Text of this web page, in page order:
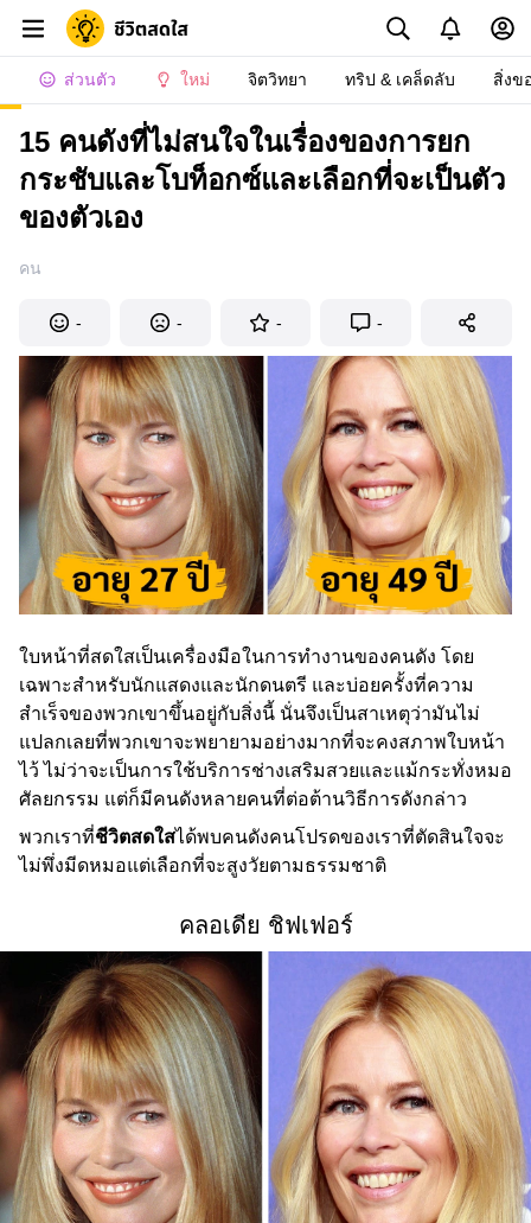
ส่วนตัว ใหม่ จิตวิทยา ทริป & เคล็ดลับ สิ่งข
15 คนดังที่ไม่สนใจในเรื่องของการยก
กระชับและโบท็อกซ์และเลือกที่จะเป็นตัว
ของตัวเอง
คน
- - - -
ใบหน้าที่สดใสเป็นเครื่องมือในการทำงานของคนดัง โดย
เฉพาะสำหรับนักแสดงและนักดนตรี และบ่อยครั้งที่ความ
สำเร็จของพวกเขาขึ้นอยู่กับสิ่งนี้ นั่นจึงเป็นสาเหตุว่ามันไม่
แปลกเลยที่พวกเขาจะพยายามอย่างมากที่จะคงสภาพใบหน้า
ไว้ ไม่ว่าจะเป็นการใช้บริการช่างเสริมสวยและแม้กระทั่งหมอ
ศัลยกรรม แต่ก็มีคนดังหลายคนที่ต่อต้านวิธีการดังกล่าว
พวกเราที่ชีวิตสดใสได้พบคนดังคนโปรดของเราที่ตัดสินใจจะ
ไม่พึ่งมีดหมอแต่เลือกที่จะสูงวัยตามธรรมชาติ
คลอเดีย ชิฟเฟอร์